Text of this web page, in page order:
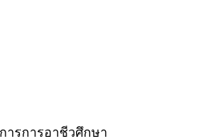
ารการอาชีวศึกษา